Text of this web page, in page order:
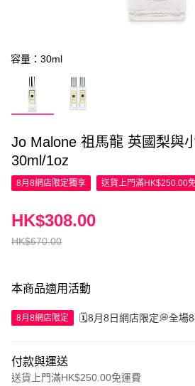
容量：30ml
Jo Malone 祖馬龍 英國梨與
30ml/1oz
8月8網店限定獨享 送貨上門滿HK$250.00
HK$670.00
HK$308.00
本商品適用活動
8月8網店限定 🗓️8月8日網店限定💭全場
付款與運送
送貨上門滿HK$250.00免運費